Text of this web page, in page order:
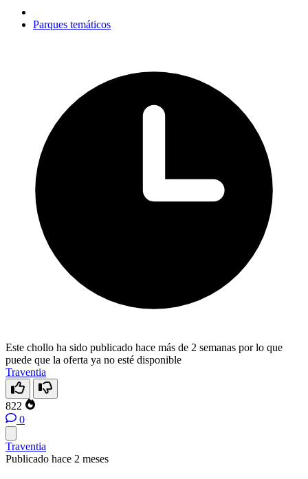
Parques temáticos
Este chollo ha sido publicado hace más de 2 semanas por lo que
puede que la oferta ya no esté disponible
Traventia
822
0
Traventia
Publicado hace 2 meses